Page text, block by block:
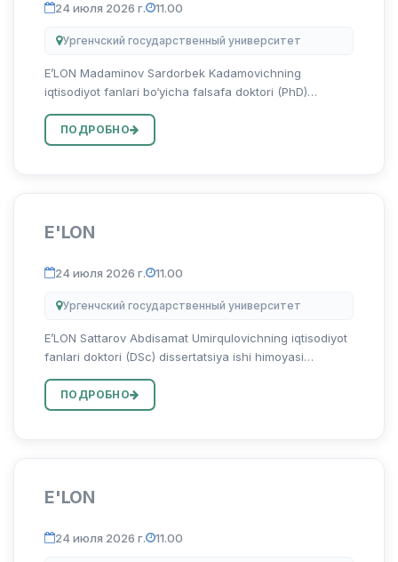
24 июля 2026 г. 11.00
Ургенчский государственный университет
E’LON Madaminov Sardorbek Kadamovichning
iqtisodiyot fanlari bo‘yicha falsafa doktori (PhD)
Sardorbek Kadamovichning 08.00.06 — “Ekonometrika
va statistika” ixtisosligi b...
ПОДРОБНО
E'LON
24 июля 2026 г. 11.00
Ургенчский государственный университет
E’LON Sattarov Abdisamat Umirqulovichning iqtisodiyot
fanlari doktori (DSc) dissertatsiya ishi himoyasi
08.00.12 - “Mintaqaviy iqtisodiyot” ixtisosligi bo‘yicha
“Mintaqa iq...
ПОДРОБНО
E'LON
24 июля 2026 г. 11.00